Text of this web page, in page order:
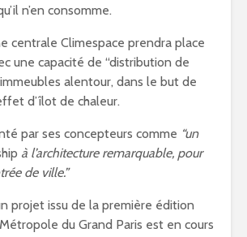
n’en consomme.
centrale Climespace prendra place
une capacité de “distribution de
alentour, dans le but de
d’îlot de chaleur.
par ses concepteurs comme “un
à l’architecture remarquable, pour
de ville.”
projet issu de la première édition
du Grand Paris est en cours